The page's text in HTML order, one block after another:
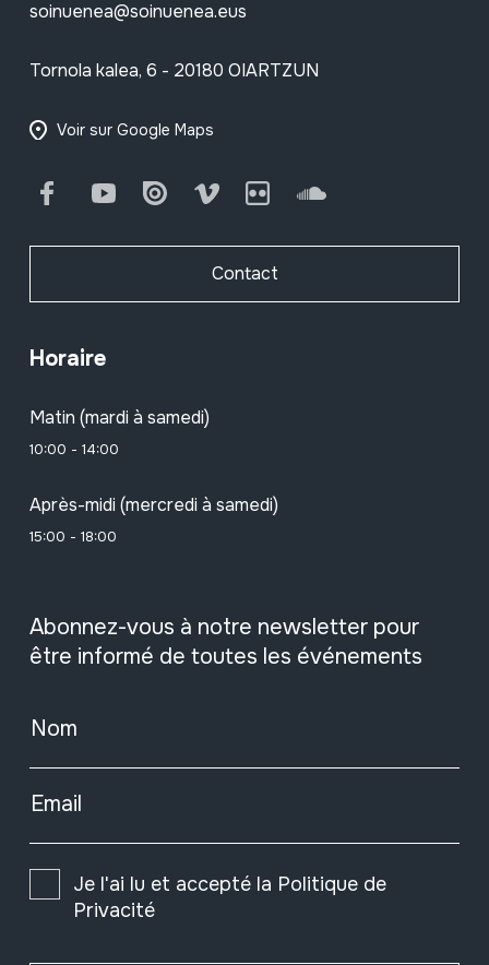
soinuenea@soinuenea.eus
Tornola kalea, 6 - 20180 OIARTZUN
Voir sur Google Maps
FacebookYoutube Issuu Vimeo Flickr SoundCloud
Contact
Horaire
Matin (mardi à samedi)
10:00 - 14:00
Après-midi (mercredi à samedi)
15:00 - 18:00
Abonnez-vous à notre newsletter pour
être informé de toutes les événements
Nom
Email
Je l'ai lu et accepté la Politique de
Privacité